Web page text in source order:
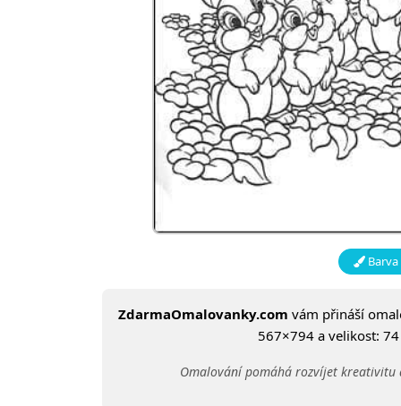
ZdarmaOmalovanky.com vám přináší
567×794 a velikost:
Omalování pomáhá rozvíjet kreativitu